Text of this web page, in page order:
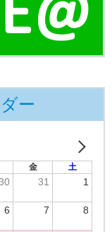
ー
金 土
31 1
6 7 8